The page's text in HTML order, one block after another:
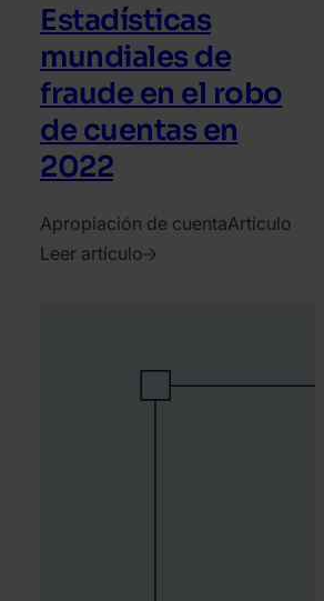
Estadísticas
mundiales de
fraude en el robo
de cuentas en
2022
Apropiación de cuentaArtículo
Leer artículo